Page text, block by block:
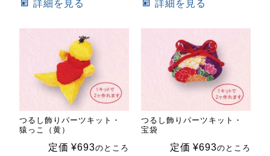
詳細を見る 詳細を見る
つるし飾りパーツキット・
猿っこ（黄）
定価 ¥693のところ
つるし飾りパーツキット・
宝袋
定価 ¥693のところ